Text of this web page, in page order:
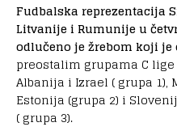
Fudbalska reprezentacija
Litvanije i Rumunije u
odlučeno je žrebom koji je
preostalim grupama C
Albanija i Izrael ( grupa 1),
Estonija (grupa 2) i
( grupa 3).